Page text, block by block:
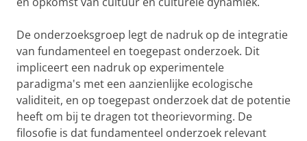
De onderzoeksgroep legt de nadruk op de integratie
van fundamenteel en toegepast onderzoek. Dit
impliceert een nadruk op experimentele
paradigma's met een aanzienlijke ecologische
validiteit, en op toegepast onderzoek dat de potentie
heeft om bij te dragen tot theorievorming. De
filosofie is dat fundamenteel onderzoek relevant